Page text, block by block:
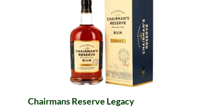
Chairmans Reserve Legacy